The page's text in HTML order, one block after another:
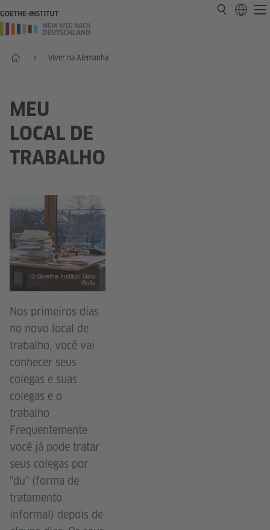
Página inicialViver na Alemanha
MEU
LOCAL DE
TRABALHO
Nos primeiros dias
no novo local de
trabalho, você vai
conhecer seus
colegas e suas
colegas e o
trabalho.
Frequentemente
você já pode tratar
seus colegas por
"du" (forma de
tratamento
informal) depois de
© Goethe-Institut/ Gina
Bolle